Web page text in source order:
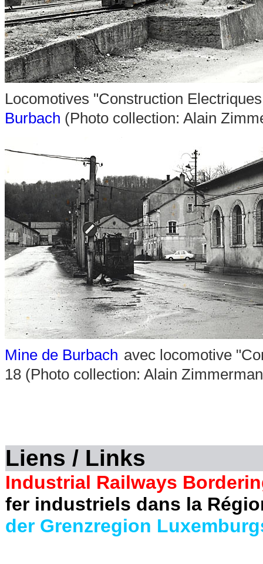
Locomotives "Construction
Burbach (Photo collection: Alain
Mine de Burbach avec locomotive
18 (Photo collection: Alain
Liens / Links
Industrial Railways
fer industriels dans la
der Grenzregion